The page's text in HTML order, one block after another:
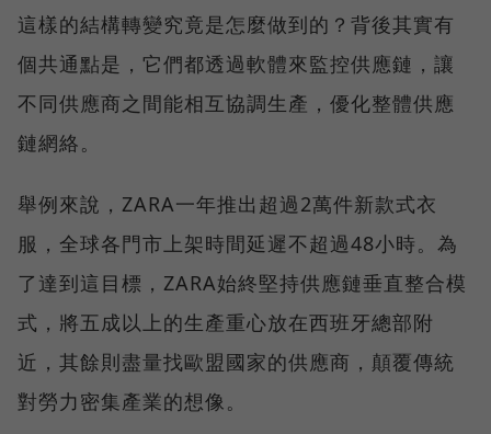
這樣的結構轉變究竟是怎麼做到的？背後其實有
個共通點是，它們都透過軟體來監控供應鏈，讓
不同供應商之間能相互協調生產，優化整體供應
鏈網絡。
舉例來說，ZARA一年推出超過2萬件新款式衣
服，全球各門市上架時間延遲不超過48小時。為
了達到這目標，ZARA始終堅持供應鏈垂直整合模
式，將五成以上的生產重心放在西班牙總部附
近，其餘則盡量找歐盟國家的供應商，顛覆傳統
對勞力密集產業的想像。